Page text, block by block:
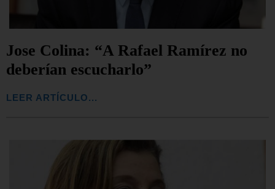
Jose Colina: “A Rafael Ramírez no
deberían escucharlo”
LEER ARTÍCULO...